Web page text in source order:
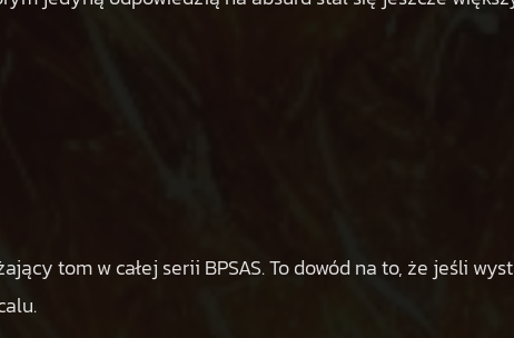
tom w całej serii BPSAS. To dowód na to, że jeśli